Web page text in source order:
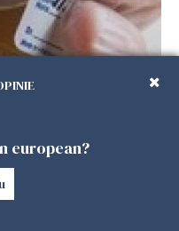
bolnavii de
european?